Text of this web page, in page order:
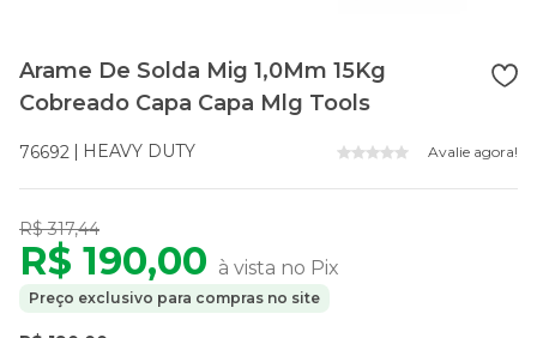
Arame De Solda Mig 1,0Mm 15Kg
Cobreado Capa Capa Mlg Tools
76692 HEAVY DUTY Avalie agora!
R$ 317,44
R$ 190,00 à vista no Pix
Preço exclusivo para compras no site